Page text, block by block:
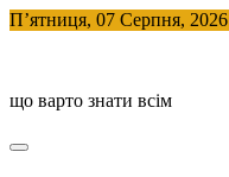
Skip
П’ятниця, 07 Серпня, 2026
що варто знати всім